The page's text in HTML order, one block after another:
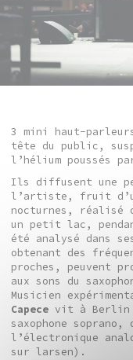
3 mini haut-
tête du public,
l’hélium poussés
Ils diffusent une
l’artiste, fruit
nocturnes, réalisé
un petit lac,
été analysé dans
obtenant des
proches, peuvent
aux sons du
Musicien
Capece vit à Berlin
saxophone
l’électronique
sur larsen).